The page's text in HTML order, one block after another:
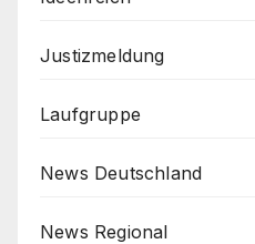
Justizmeldung
Laufgruppe
News Deutschland
News Regional